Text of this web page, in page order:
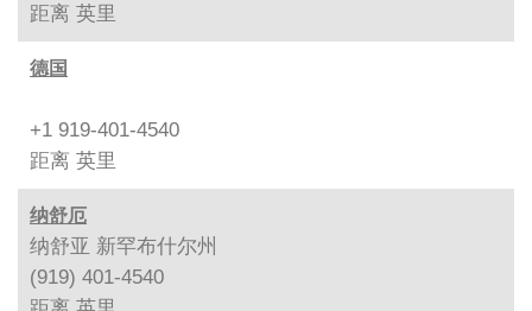
距离 英里
德国
+1 919-401-4540
距离 英里
纳舒厄
纳舒亚 新罕布什尔州
(919) 401-4540